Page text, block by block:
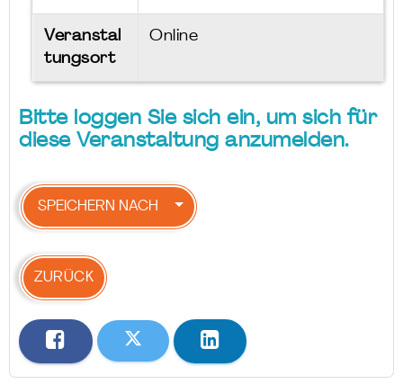
Veranstal
tungsort
Online
Bitte loggen Sie sich ein, um sich für
diese Veranstaltung anzumelden.
SPEICHERN NACH
ZURÜCK